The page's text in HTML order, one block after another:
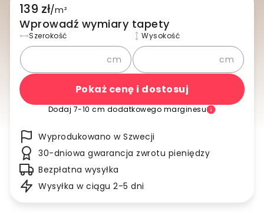
139 zł/m²
Wprowadź wymiary tapety
Szerokość
cm
Wysokość
cm
Pokaż cenę i dostosuj
Dodaj 7-10 cm dodatkowego marginesu
Wyprodukowano w Szwecji
30-dniowa gwarancja zwrotu pieniędzy
Bezpłatna wysyłka
Wysyłka w ciągu 2-5 dni